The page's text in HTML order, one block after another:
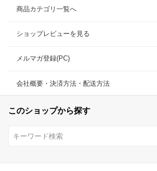
商品カテゴリ一覧へ
ショップレビューを見る
メルマガ登録(PC)
会社概要・決済方法・配送方法
このショップから探す